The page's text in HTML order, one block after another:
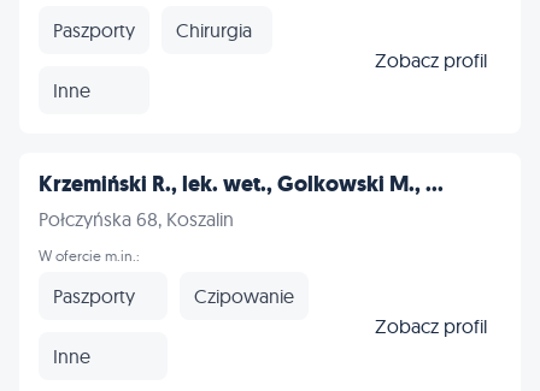
Paszporty Chirurgia
Inne
Zobacz profil
Krzemiński R., lek. wet., Golkowski M., ...
Połczyńska 68, Koszalin
W ofercie m.in.:
Paszporty Czipowanie
Inne
Zobacz profil